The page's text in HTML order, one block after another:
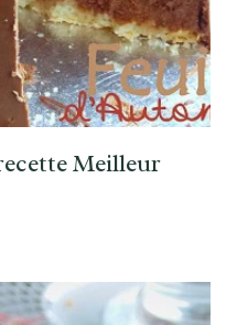
Meilleur